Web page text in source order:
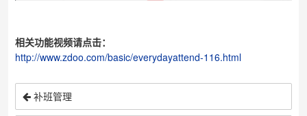
相关功能视频请点击：
http://www.zdoo.com/basic/everydayattend-116.html
补班管理